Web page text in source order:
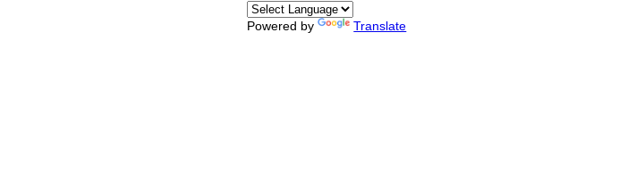
Powered by Translate